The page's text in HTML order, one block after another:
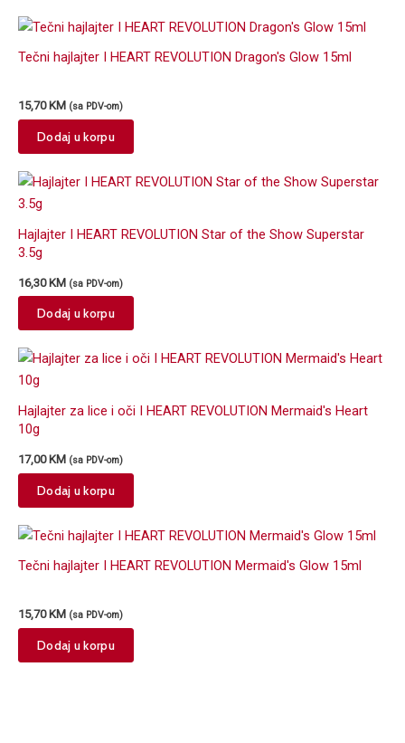
Tečni hajlajter I HEART REVOLUTION Dragon's Glow 15ml
15,70 KM (sa PDV-om)
Dodaj u korpu
Hajlajter I HEART REVOLUTION Star of the Show Superstar
3.5g
16,30KM (sa PDV-om)
Dodaj u korpu
Hajlajter za lice i oči I HEART REVOLUTION Mermaid's Heart
10g
17,00 KM (sa PDV-om)
Dodaj u korpu
Tečni hajlajter I HEART REVOLUTION Mermaid's Glow 15ml
15,70 KM (sa PDV-om)
Dodaj u korpu